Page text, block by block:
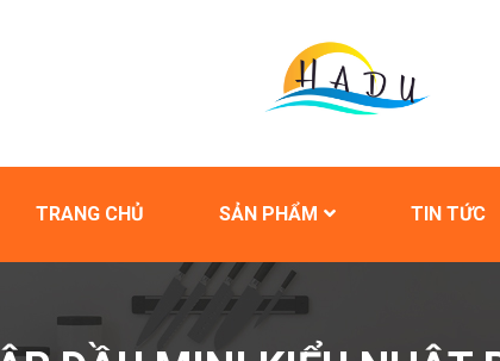
TRANG CHỦ SẢN PHẨM TIN TỨC